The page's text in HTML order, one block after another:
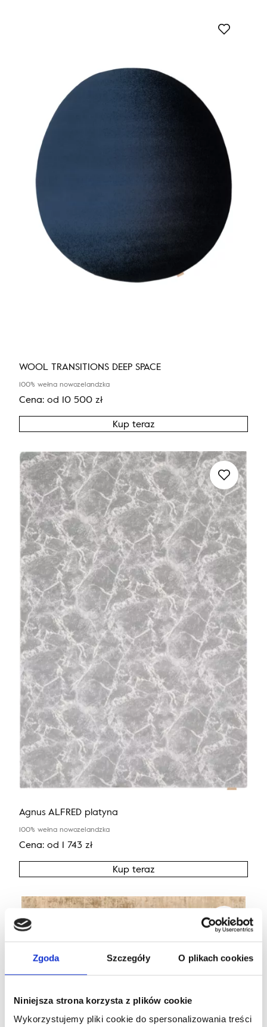
Zgoda Szczegóły O plikach cookies
Niniejsza strona korzysta z plików cookie
Wykorzystujemy pliki cookie do spersonalizowania treści
WOOL TRANSITIONS DEEP SPACE
100% wełna nowozelandzka
Cena: od 10 500 zł
Kup teraz
Agnus ALFRED platyna
100% wełna nowozelandzka
Cena: od 1 743 zł
Kup teraz